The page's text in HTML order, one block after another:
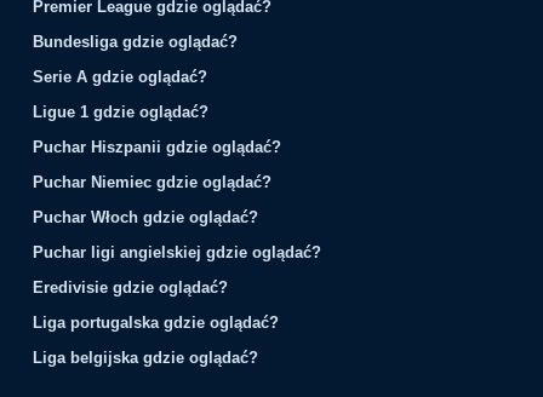
Premier League gdzie oglądać?
Bundesliga gdzie oglądać?
Serie A gdzie oglądać?
Ligue 1 gdzie oglądać?
Puchar Hiszpanii gdzie oglądać?
Puchar Niemiec gdzie oglądać?
Puchar Włoch gdzie oglądać?
Puchar ligi angielskiej gdzie oglądać?
Eredivisie gdzie oglądać?
Liga portugalska gdzie oglądać?
Liga belgijska gdzie oglądać?